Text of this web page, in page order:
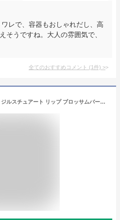
レで、容器もおしゃれだし、高
そうですね。大人の雰囲気で、
全てのおすすめコメント (1件) >
【 ギフトボックス付き 】 ジルスチュアート リップ ブロッサムバーム ギフト セット ネイルオイル jillstuart ギフトセット コスメ プレゼント 女性 誕生日プレゼント 女友達